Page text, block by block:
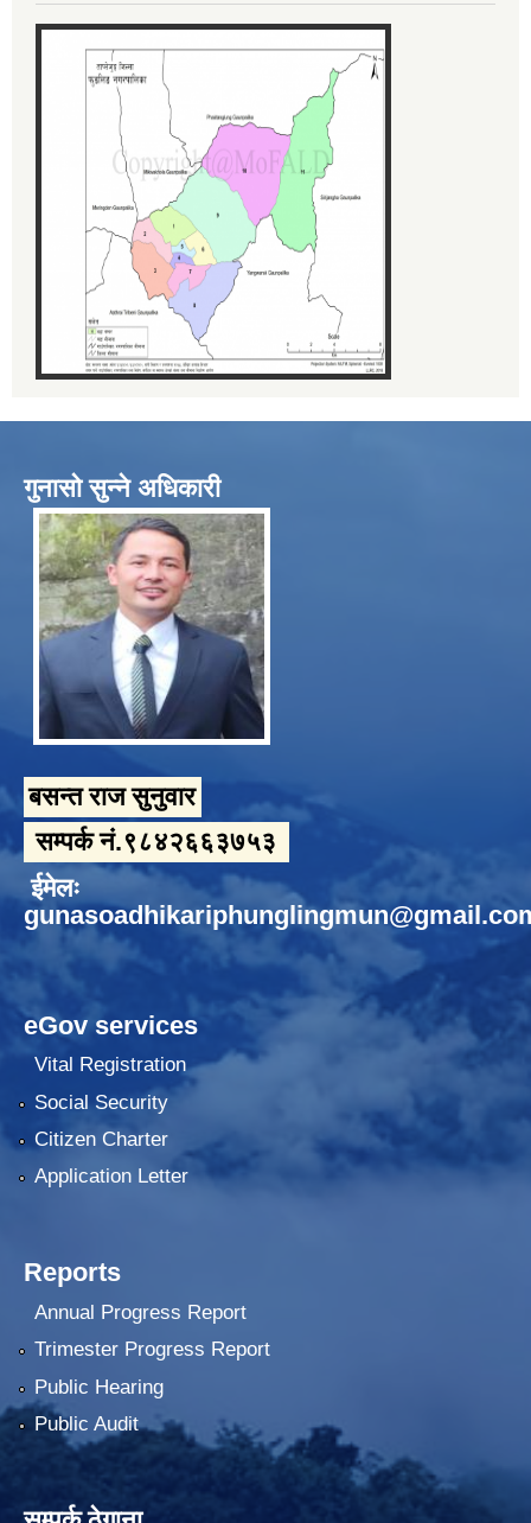
गुनासो सुन्ने अधिकारी
बसन्त राज सुनुवार
सम्पर्क नं.९८४२६६३७५३
ईमेलः
eGov services
Vital Registration
Social Security
Citizen Charter
Application Letter
Reports
Annual Progress Report
Trimester Progress Report
Public Hearing
Public Audit